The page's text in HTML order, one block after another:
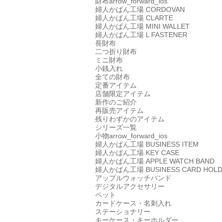
婦人かばん工場 CORDOVAN
婦人かばん工場 CLARTE
婦人かばん工場 MINI WALLET
婦人かばん工場 L FASTENER
長財布
二つ折り財布
ミニ財布
小銭入れ
全ての財布
定番アイテム
店舗限定アイテム
新作のご紹介
再販売アイテム
残りわずかのアイテム
シリーズ一覧
小物arrow_forward_ios
婦人かばん工場 BUSINESS ITEM
婦人かばん工場 KEY CASE
婦人かばん工場 APPLE WATCH BAND
婦人かばん工場 BUSINESS CARD
アップルウォッチバンド
デジタルアクセサリー
ペット
カードケース・名刺入れ
ステーショナリー
キーケース・キーホルダー